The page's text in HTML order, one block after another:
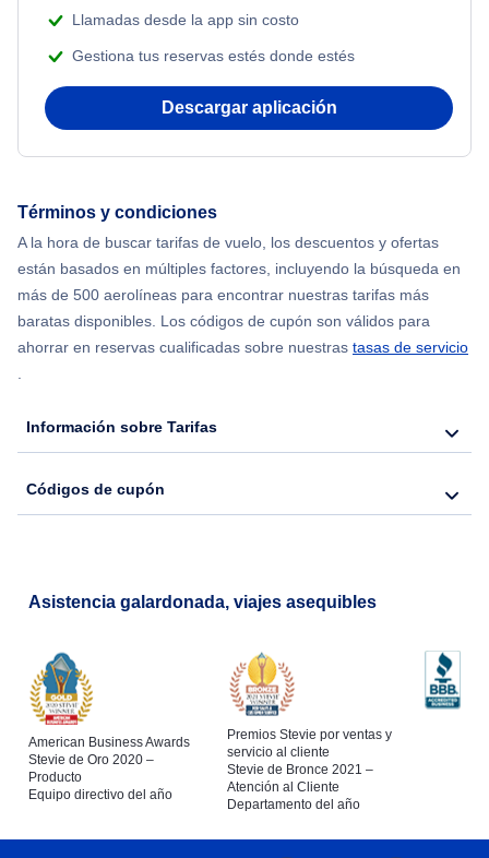
Flights from Nueva York to Mumbai
Flights from Shanghai to Nueva York
Flights from Nueva York to Seúl
Flights from Nueva York to Hong Kong
Llamadas desde la app sin costo
Gestiona tus reservas estés donde estés
Descargar aplicación
Términos y condiciones
A la hora de buscar tarifas de vuelo, los descuentos y ofertas
están basados en múltiples factores, incluyendo la búsqueda en
más de 500 aerolíneas para encontrar nuestras tarifas más
baratas disponibles. Los códigos de cupón son válidos para
ahorrar en reservas cualificadas sobre nuestras tasas de servicio
.
Información sobre Tarifas
Códigos de cupón
Asistencia galardonada, viajes asequibles
American Business Awards
Stevie de Oro 2020 –
Producto
Equipo directivo del año
Premios Stevie por ventas y
servicio al cliente
Stevie de Bronce 2021 –
Atención al Cliente
Departamento del año